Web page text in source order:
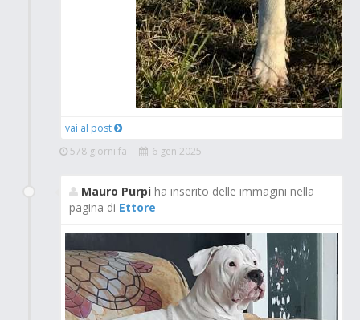
vai al post
578 giorni fa
6 gen 2025
Mauro Purpi ha inserito delle immagini nella
pagina di Ettore